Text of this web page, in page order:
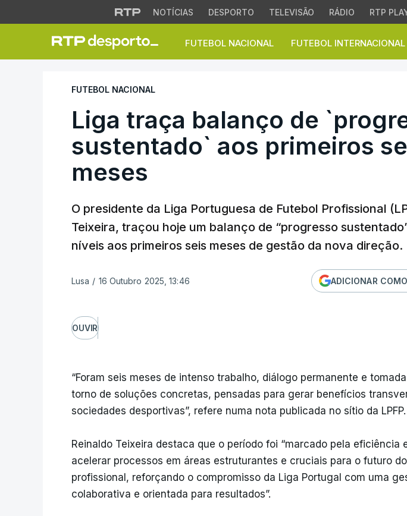
NOTÍCIAS DESPORTO TELEVISÃO RÁDIO RTP
FUTEBOL NACIONAL FUTEBOL INTERNACIONAL
Liga traça balanço de
FUTEBOL NACIONAL
Liga traça balanço de
sustentado` aos primeiros
meses
O presidente da Liga Portuguesa de Futebol Profissional
Teixeira, traçou hoje um balanço de “progresso
níveis aos primeiros seis meses de gestão da nova direção.
Lusa / 16 Outubro 2025, 13:46 ADICIONAR
OUVIR
“Foram seis meses de intenso trabalho, diálogo permanente e
torno de soluções concretas, pensadas para gerar benefícios
sociedades desportivas”, refere numa nota publicada no sítio da LPFP.
Reinaldo Teixeira destaca que o período foi “marcado pela eficiência
acelerar processos em áreas estruturantes e cruciais para o futuro
profissional, reforçando o compromisso da Liga Portugal com uma
colaborativa e orientada para resultados”.